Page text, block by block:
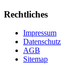
Rechtliches
Impressum
Datenschutz
AGB
Sitemap